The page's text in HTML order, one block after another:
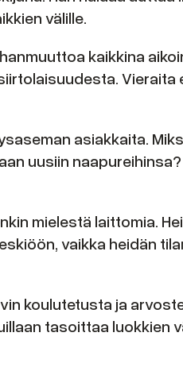
välille.
kaikkina
Vieraita
asiakkaita.
uusiin naapureihinsa?
mielestä laittomia.
vaikka heidän
koulutetusta ja
tasoittaa luokkien